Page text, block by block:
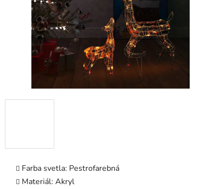
Farba svetla: Pestrofarebná
Materiál: Akryl